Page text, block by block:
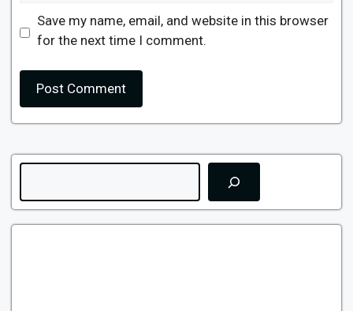
Save my name, email, and website in this browser
for the next time I comment.